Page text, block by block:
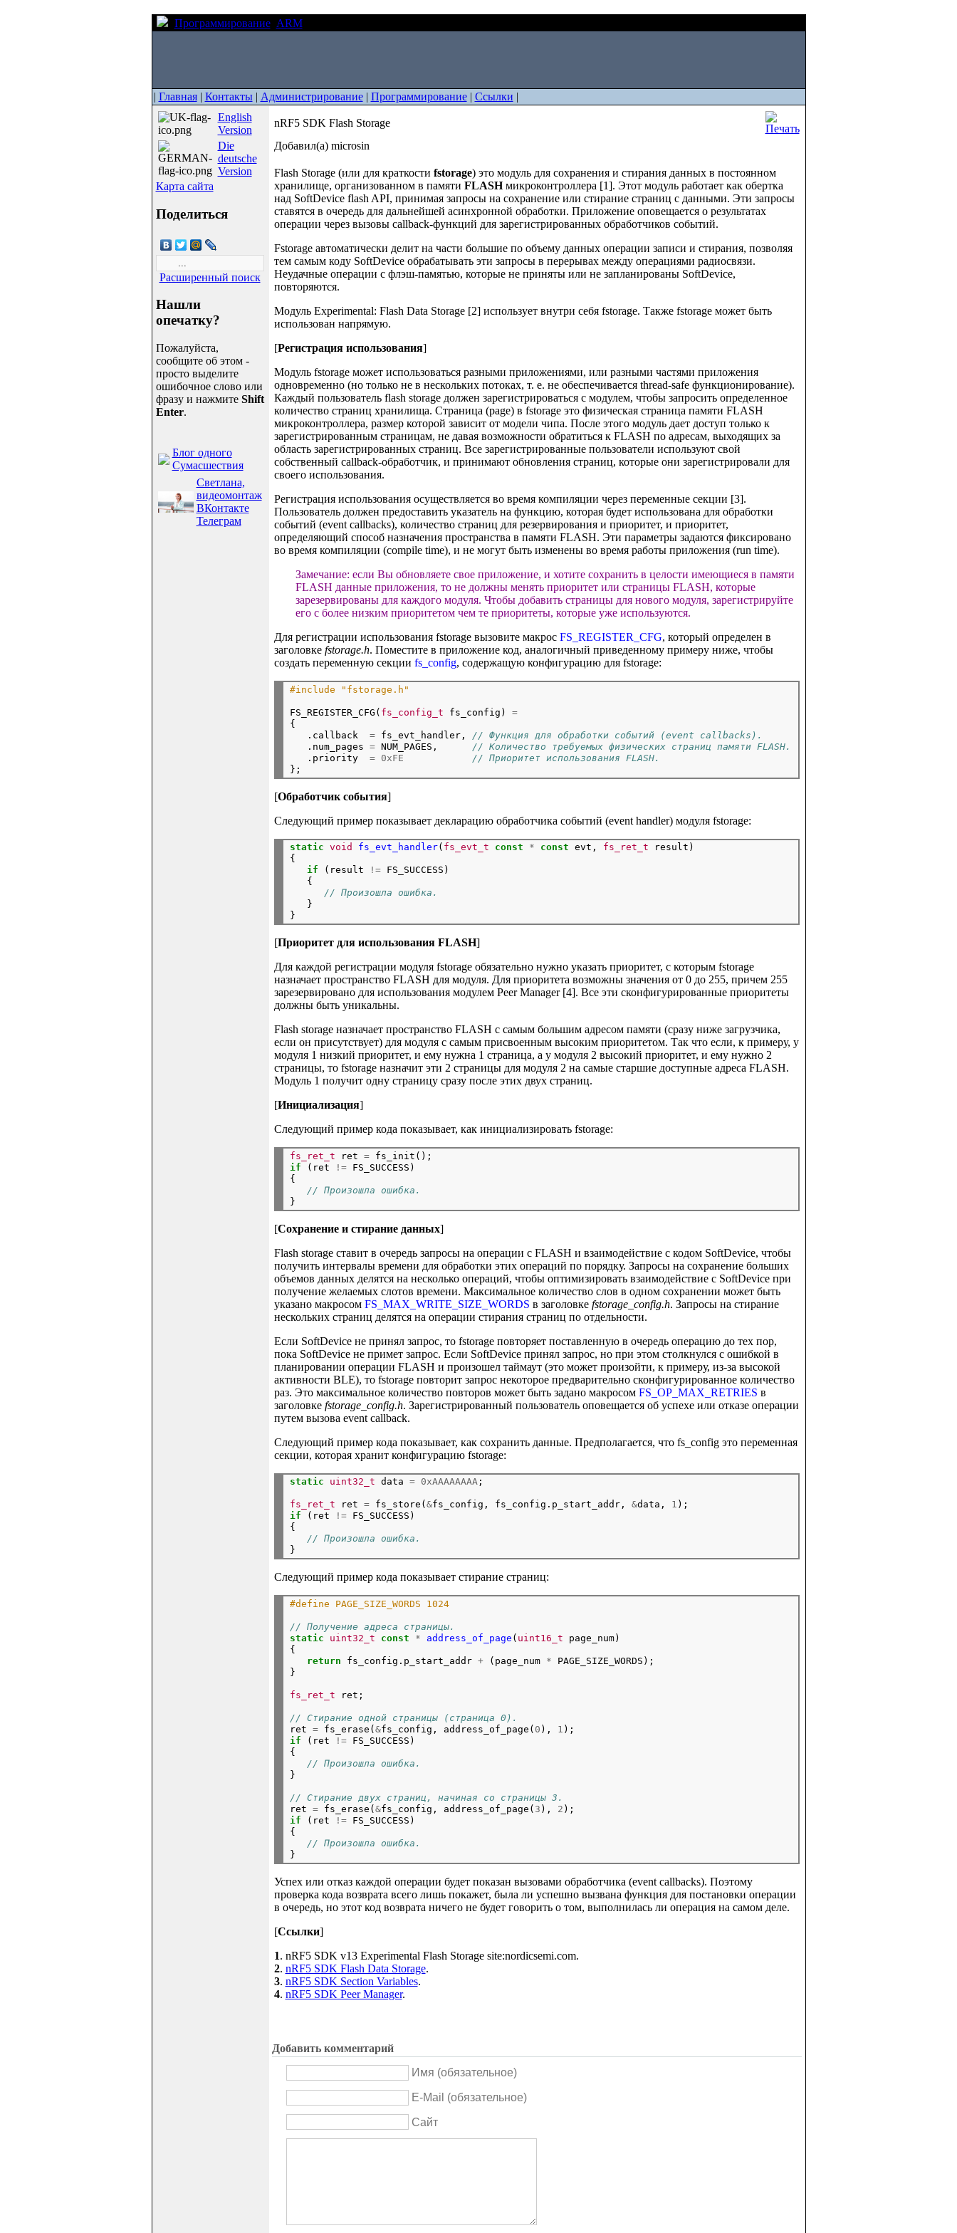
Программирование ARM
| Главная| Контакты| Администрирование| Программирование| Ссылки |
English
Version
Die
deutsche
Version
Карта сайта
Поделиться
Расширенный поиск
Нашли
опечатку?
Пожалуйста,
сообщите об этом -
просто выделите
ошибочное слово или
фразу и нажмите Shift
Enter.
Блог одного
Сумасшествия
Светлана,
видеомонтаж
ВКонтакте
Телеграм
nRF5 SDK Flash Storage
Добавил(а) microsin
Flash Storage (или для краткости fstorage) это модуль для сохранения и стирания данных в постоянном
хранилище, организованном в памяти FLASHмикроконтроллера [1]. Этот модуль работает как обертка
над SoftDevice flash API, принимая запросы на сохранение или стирание страниц с данными. Эти запросы
ставятся в очередь для дальнейшей асинхронной обработки. Приложение оповещается о результатах
операции через вызовы callback-функций для зарегистрированных обработчиков событий.
Fstorage автоматически делит на части большие по объему данных операции записи и стирания, позволяя
тем самым коду SoftDevice обрабатывать эти запросы в перерывах между операциями радиосвязи.
Неудачные операции с флэш-памятью, которые не приняты или не запланированы SoftDevice,
повторяются.
Модуль Experimental: Flash Data Storage [2] использует внутри себя fstorage. Также fstorage может быть
использован напрямую.
[Регистрация использования]
Модуль fstorage может использоваться разными приложениями, или разными частями приложения
одновременно (но только не в нескольких потоках, т. е. не обеспечивается thread-safe функционирование).
Каждый пользователь flash storage должен зарегистрироваться с модулем, чтобы запросить определенное
количество страниц хранилища. Страница (page) в fstorage это физическая страница памяти FLASH
микроконтроллера, размер которой зависит от модели чипа. После этого модуль дает доступ только к
зарегистрированным страницам, не давая возможности обратиться к FLASH по адресам, выходящих за
область зарегистрированных страниц. Все зарегистрированные пользователи используют свой
собственный callback-обработчик, и принимают обновления страниц, которые они зарегистрировали для
своего использования.
Регистрация использования осуществляется во время компиляции через переменные секции [3].
Пользователь должен предоставить указатель на функцию, которая будет использована для обработки
событий (event callbacks), количество страниц для резервирования и приоритет, и приоритет,
определяющий способ назначения пространства в памяти FLASH. Эти параметры задаются фиксировано
во время компиляции (compile time), и не могут быть изменены во время работы приложения (run time).
Замечание: если Вы обновляете свое приложение, и хотите сохранить в целости имеющиеся в памяти
FLASH данные приложения, то не должны менять приоритет или страницы FLASH, которые
зарезервированы для каждого модуля. Чтобы добавить страницы для нового модуля, зарегистрируйте
его с более низким приоритетом чем те приоритеты, которые уже используются.
Для регистрации использования fstorage вызовите макрос FS_REGISTER_CFG, который определен в
заголовке fstorage.h. Поместите в приложение код, аналогичный приведенному примеру ниже, чтобы
создать переменную секции fs_config, содержащую конфигурацию для fstorage:
#include "fstorage.h"
FS_REGISTER_CFG( fs_config_t fs_config) =
{
   .callback
= fs_evt_handler, // Функция для обработки событий (event callbacks).
   .num_pages
= NUM_PAGES, // Количество требуемых физических страниц памяти FLASH.
   .priority
= 0xFE
// Приоритет использования FLASH.
[Обработчик события]
Следующий пример показывает декларацию обработчика событий (event handler) модуля fstorage:
static void fs_evt_handler( fs_evt_t const * const evt, fs_ret_t result)
{
if (result != FS_SUCCESS)
   {
// Произошла ошибка.
   }
[Приоритет для использования FLASH]
Для каждой регистрации модуля fstorage обязательно нужно указать приоритет, с которым fstorage
назначает пространство FLASH для модуля. Для приоритета возможны значения от 0 до 255, причем 255
зарезервировано для использования модулем Peer Manager [4]. Все эти сконфигурированные приоритеты
должны быть уникальны.
Flash storage назначает пространство FLASH с самым большим адресом памяти (сразу ниже загрузчика,
если он присутствует) для модуля с самым присвоенным высоким приоритетом. Так что если, к примеру, у
модуля 1 низкий приоритет, и ему нужна 1 страница, а у модуля 2 высокий приоритет, и ему нужно 2
страницы, то fstorage назначит эти 2 страницы для модуля 2 на самые старшие доступные адреса FLASH.
Модуль 1 получит одну страницу сразу после этих двух страниц.
[Инициализация]
Следующий пример кода показывает, как инициализировать fstorage:
fs_ret_t ret = fs_init();
if (ret != FS_SUCCESS)
{
// Произошла ошибка.
[Сохранение и стирание данных]
Flash storage ставит в очередь запросы на операции с FLASH и взаимодействие с кодом SoftDevice, чтобы
получить интервалы времени для обработки этих операций по порядку. Запросы на сохранение больших
объемов данных делятся на несколько операций, чтобы оптимизировать взаимодействие с SoftDevice при
получение желаемых слотов времени. Максимальное количество слов в одном сохранении может быть
указано макросом FS_MAX_WRITE_SIZE_WORDS в заголовке fstorage_config.h. Запросы на стирание
нескольких страниц делятся на операции стирания страниц по отдельности.
Если SoftDevice не принял запрос, то fstorage повторяет поставленную в очередь операцию до тех пор,
пока SoftDevice не примет запрос. Если SoftDevice принял запрос, но при этом столкнулся с ошибкой в
планировании операции FLASH и произошел таймаут (это может произойти, к примеру, из-за высокой
активности BLE), то fstorage повторит запрос некоторое предварительно сконфигурированное количество
раз. Это максимальное количество повторов может быть задано макросом FS_OP_MAX_RETRIES в
заголовке fstorage_config.h. Зарегистрированный пользователь оповещается об успехе или отказе операции
путем вызова event callback.
Следующий пример кода показывает, как сохранить данные. Предполагается, что fs_config это переменная
секции, которая хранит конфигурацию fstorage:
static uint32_t data = 0xAAAAAAAA;
fs_ret_t ret = fs_store( &fs_config, fs_config.p_start_addr, &data, 1 );
if (ret != FS_SUCCESS)
{
// Произошла ошибка.
Следующий пример кода показывает стирание страниц:
#define PAGE_SIZE_WORDS 1024
// Получение адреса страницы.
static
uint32_t const * address_of_page ( uint16_t page_num)
{
return fs_config.p_start_addr + (page_num * PAGE_SIZE_WORDS);
}
fs_ret_t ret;
// Стирание одной страницы (страница 0).
ret = fs_erase( &fs_config, address_of_page( 0 ), 1 );
if (ret != FS_SUCCESS)
{
// Произошла ошибка.
}
// Стирание двух страниц, начиная со страницы 3.
ret = fs_erase( &fs_config, address_of_page( 3 ), 2 );
if (ret != FS_SUCCESS)
{
// Произошла ошибка.
Успех или отказ каждой операции будет показан вызовами обработчика (event callbacks). Поэтому
проверка кода возврата всего лишь покажет, была ли успешно вызвана функция для постановки операции
в очередь, но этот код возврата ничего не будет говорить о том, выполнилась ли операция на самом деле.
[Ссылки]
1. nRF5 SDK v13 Experimental Flash Storage site:nordicsemi.com.
2. nRF5 SDK Flash Data Storage.
3. nRF5 SDK Section Variables.
4. nRF5 SDK Peer Manager.
Добавить комментарий
Имя (обязательное)
E-Mail (обязательное)
Сайт